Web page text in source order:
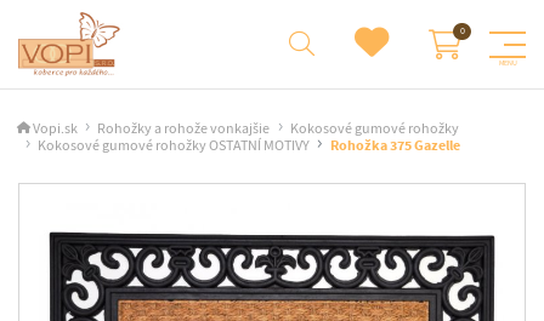
Vopi.sk Rohožky a rohože vonkajšie
Kokosové gumové rohožky
Kokosové gumové rohožky OSTATNÍ MOTIVY
Rohožka 375 Gazelle